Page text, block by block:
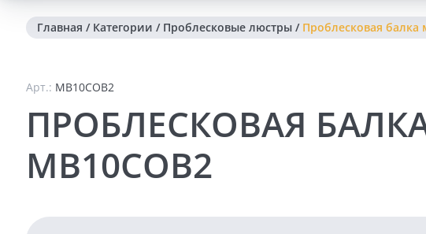
Главная / Категории / Проблесковые люстры / Проблесковая балка
Арт.: MB10COB2
ПРОБЛЕСКОВАЯ
MB10COB2